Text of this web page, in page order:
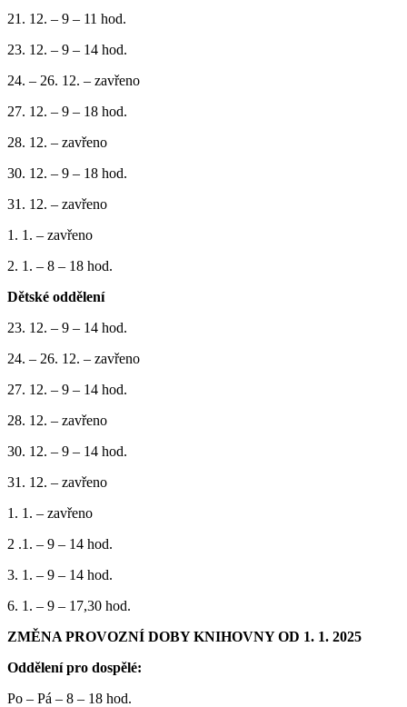
21. 12. – 9 – 11 hod.
23. 12. – 9 – 14 hod.
24. – 26. 12. – zavřeno
27. 12. – 9 – 18 hod.
28. 12. – zavřeno
30. 12. – 9 – 18 hod.
31. 12. – zavřeno
1. 1. – zavřeno
2. 1. – 8 – 18 hod.
Dětské oddělení
23. 12. – 9 – 14 hod.
24. – 26. 12. – zavřeno
27. 12. – 9 – 14 hod.
28. 12. – zavřeno
30. 12. – 9 – 14 hod.
31. 12. – zavřeno
1. 1. – zavřeno
2 .1. – 9 – 14 hod.
3. 1. – 9 – 14 hod.
6. 1. – 9 – 17,30 hod.
ZMĚNA PROVOZNÍ DOBY KNIHOVNY OD 1. 1. 2025
Oddělení pro dospělé:
Po – Pá – 8 – 18 hod.